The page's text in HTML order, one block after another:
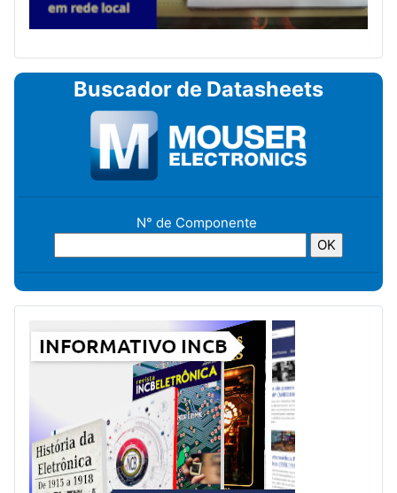
Buscador de Datasheets
N° de Componente